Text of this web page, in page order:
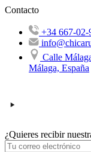
Contacto
+34 667-02-
Calle
Málaga, España
¿Quieres recibir